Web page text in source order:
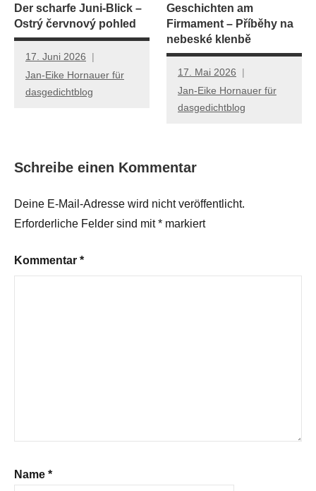
Der scharfe Juni-Blick –
Ostrý červnový pohled
17. Juni 2026
Jan-Eike Hornauer für
dasgedichtblog
Geschichten am
Firmament – Příběhy na
nebeské klenbě
17. Mai 2026
Jan-Eike Hornauer für
dasgedichtblog
Schreibe einen Kommentar
Deine E-Mail-Adresse wird nicht veröffentlicht.
Erforderliche Felder sind mit* markiert
Kommentar *
Name *